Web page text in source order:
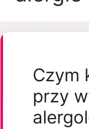
Czym
przy